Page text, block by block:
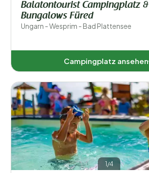
Beliebte Filter
Unterkunftstyp
Schwimmen
Allgemein
Balatontourist Campingplatz &
Bungalows Füred
Ungarn - Wesprim - Bad Plattensee
Campingplatz ansehen
1/4